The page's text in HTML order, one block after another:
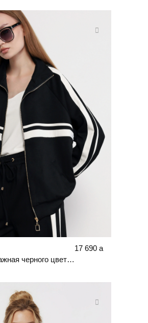
Куртка трикотажная черного цвета прямого кроя
17 690 a